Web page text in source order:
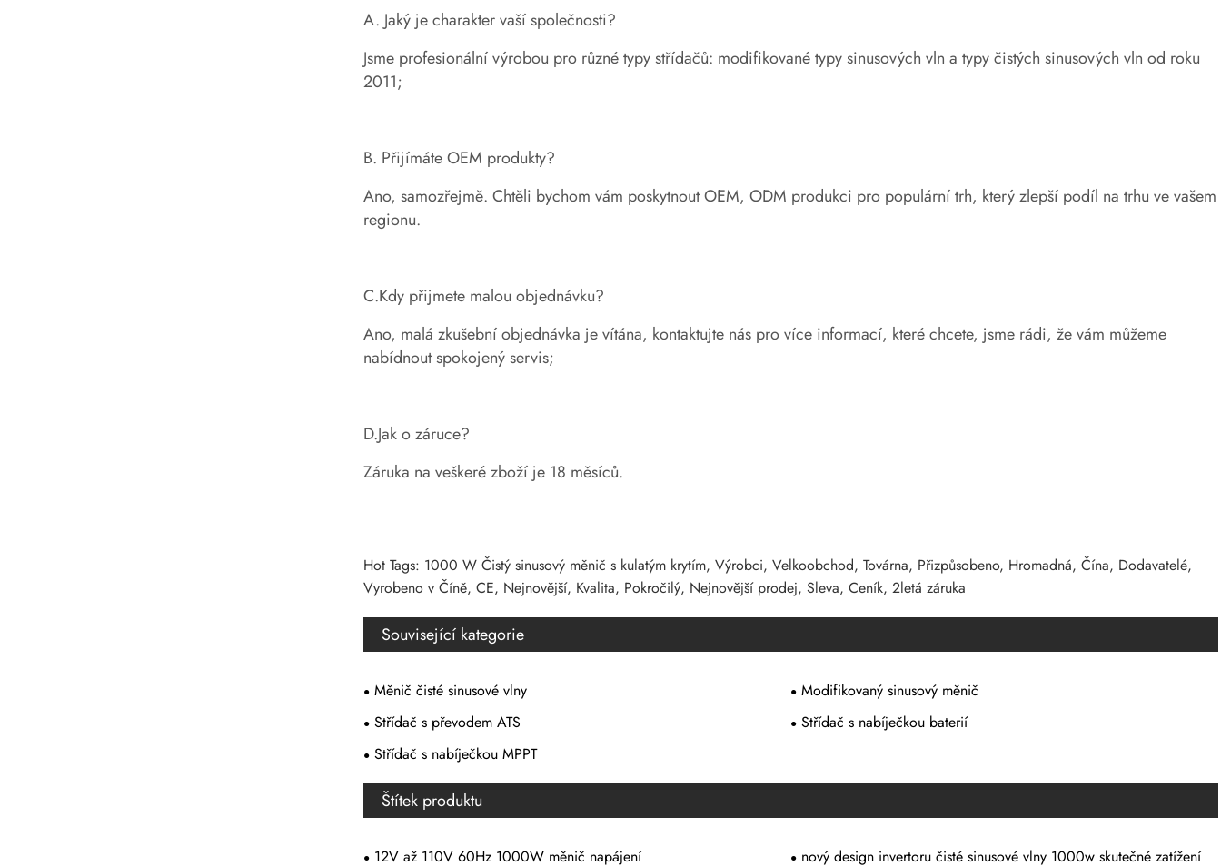
A. Jaký je charakter vaší společnosti?
Jsme profesionální výrobou pro různé typy střídačů: modifikované typy sinusových vln a typy čistých sinusových vln od roku
2011;
B. Přijímáte OEM produkty?
Ano, samozřejmě. Chtěli bychom vám poskytnout OEM, ODM produkci pro populární trh, který zlepší podíl na trhu ve vašem
regionu.
C.Kdy přijmete malou objednávku?
Ano, malá zkušební objednávka je vítána, kontaktujte nás pro více informací, které chcete, jsme rádi, že vám můžeme
nabídnout spokojený servis;
D.Jak o záruce?
Záruka na veškeré zboží je 18 měsíců.
Hot Tags: 1000 W Čistý sinusový měnič s kulatým krytím, Výrobci, Velkoobchod, Továrna, Přizpůsobeno, Hromadná, Čína, Dodavatelé,
Vyrobeno v Číně, CE, Nejnovější, Kvalita, Pokročilý, Nejnovější prodej, Sleva, Ceník, 2letá záruka
Související kategorie
Měnič čisté sinusové vlny
Modifikovaný sinusový měnič
Střídač s převodem ATS
Střídač s nabíječkou baterií
Střídač s nabíječkou MPPT
Štítek produktu
12V až 110V 60Hz 1000W měnič napájení nový design invertoru čisté sinusové vlny 1000w skutečné zatížení